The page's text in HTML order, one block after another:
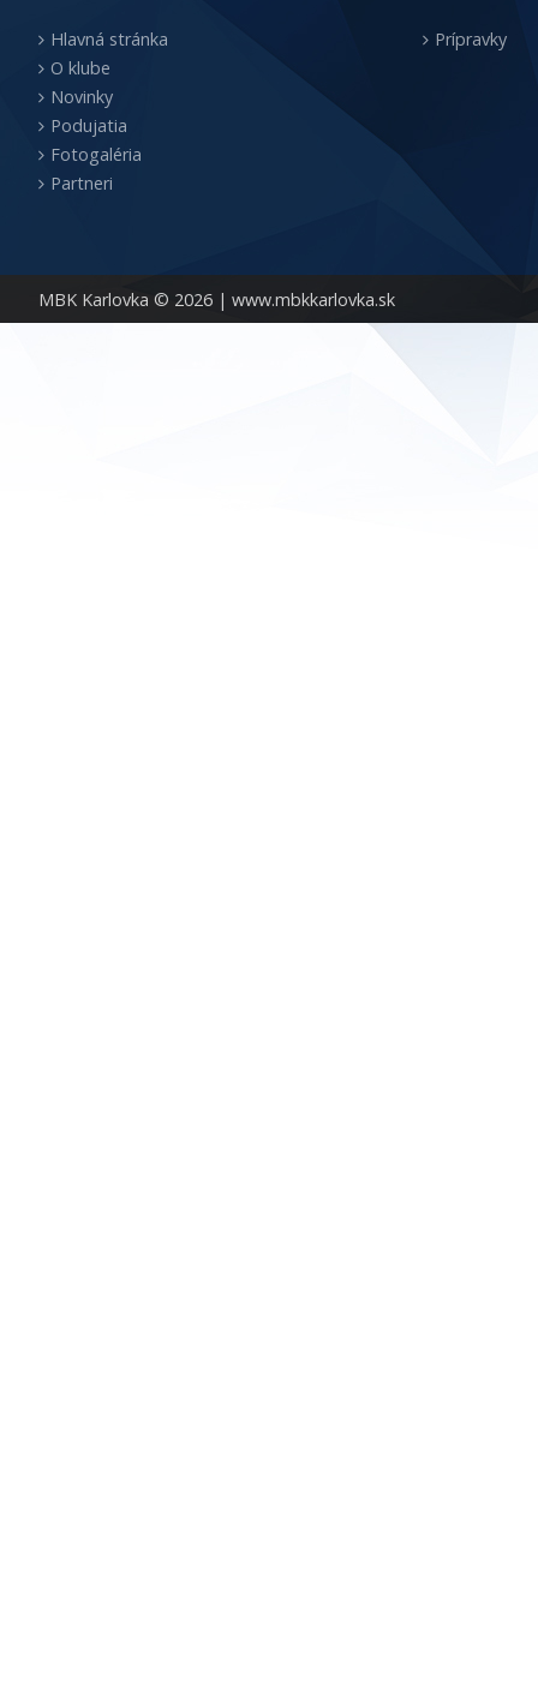
MBK Karlovka © 2026 | www.mbkkarlovka.sk
Hlavná stránka
O klube
Novinky
Podujatia
Fotogaléria
Partneri
Prípravky